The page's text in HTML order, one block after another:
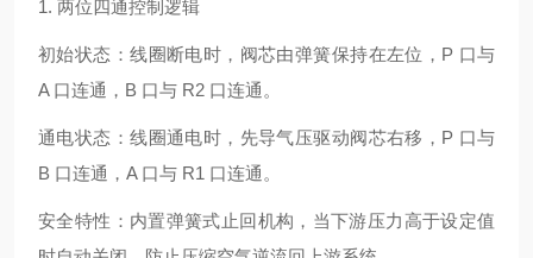
1. 两位四通控制逻辑
初始状态：线圈断电时，阀芯由弹簧保持在左位，P 口与
A 口连通，B 口与 R2 口连通。
通电状态：线圈通电时，先导气压驱动阀芯右移，P 口与
B 口连通，A 口与 R1 口连通。
安全特性：内置弹簧式止回机构，当下游压力高于设定值